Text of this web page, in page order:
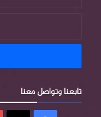
تابعنا وتواصل معنا